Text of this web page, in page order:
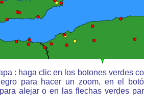
: haga clic en los botones verdes
para hacer un zoom, en el
alejar o en las flechas verdes